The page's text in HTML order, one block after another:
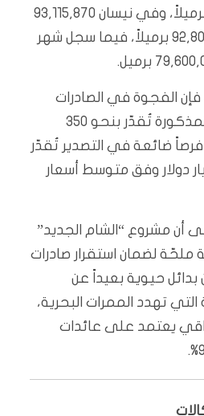
شهر آذار 84,395,049 برميلاً، وفي نيسان 93,115,870
برميلاً، وفي أيار 92,801,000 برميلاً، فيما سجل شهر
الفجوة في الصادرات
العراقية خلال الفترة المذكورة تُقدّر بنحو 350
فرصاً ضائعة في التصدير تُقدّر
بنحو 37.7 مليار دولار وفق متوسط أسعار
أن مشروع “الشام الجديد”
ملحّة لضمان استقرار صادرات
بدائل حيوية بعيداً عن
تهدد الممرات البحرية،
يعتمد على عائدات